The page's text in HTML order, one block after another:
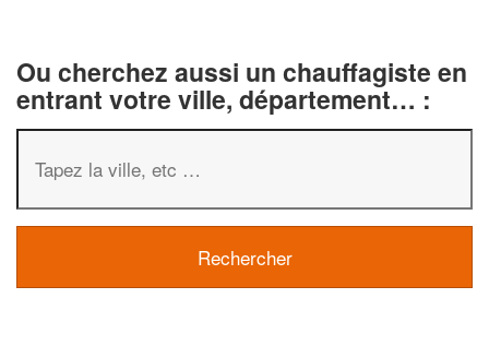
Ou cherchez aussi un chauffagiste en
entrant votre ville, département… :